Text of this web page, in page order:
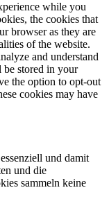
while you
the cookies that
browser as they are
of the website.
and understand
stored in your
the option to opt-out
cookies may have
und damit
und die
sammeln keine